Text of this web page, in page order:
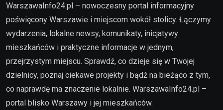
WarszawaInfo24.pl – nowoczesny portal informacyjny
poświęcony Warszawie i miejscom wokół stolicy. Łączymy
wydarzenia, lokalne newsy, komunikaty, inicjatywy
mieszkańców i praktyczne informacje w jednym,
przejrzystym miejscu. Sprawdź, co dzieje się w Twojej
dzielnicy, poznaj ciekawe projekty i bądź na bieżąco z tym,
co naprawdę ma znaczenie lokalnie. WarszawaInfo24.pl –
portal blisko Warszawy i jej mieszkańców.